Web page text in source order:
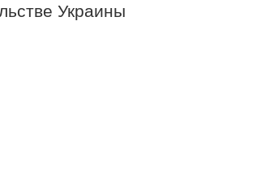
Украины